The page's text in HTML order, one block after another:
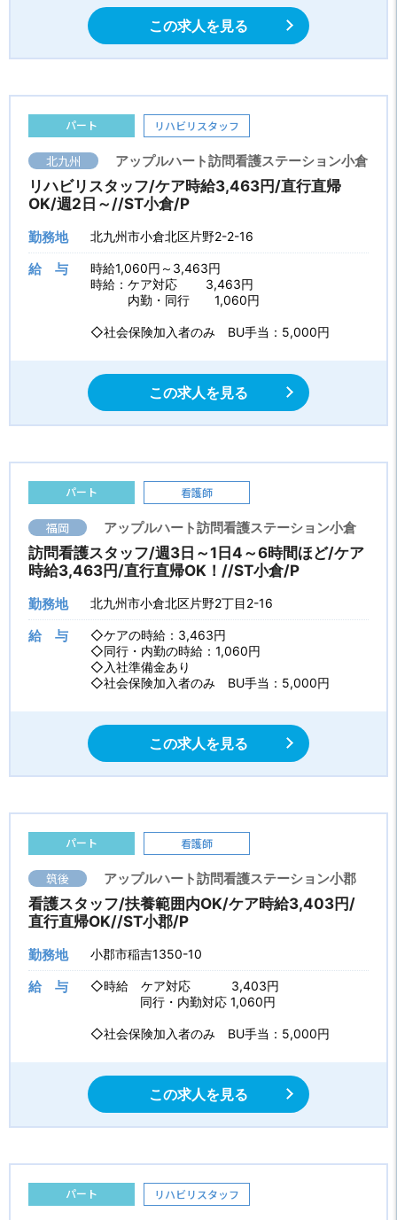
この求人を見る
パート リハビリスタッフ
北九州 アップルハート訪問看護ステーション小倉
リハビリスタッフ/ケア時給3,463円/直行直帰
OK/週2日～//ST小倉/P
勤務地 北九州市小倉北区片野2-2-16
給 与
時給1,060円～3,463円
時給：ケア対応 3,463円
内勤・同行 1,060円
◇社会保険加入者のみ BU手当：5,000円
この求人を見る
パート 看護師
福岡 アップルハート訪問看護ステーション小倉
訪問看護スタッフ/週3日～1日4～6時間ほど/ケア
時給3,463円/直行直帰OK！//ST小倉/P
勤務地 北九州市小倉北区片野2丁目2-16
給 与
◇ケアの時給：3,463円
◇同行・内勤の時給：1,060円
◇入社準備金あり
◇社会保険加入者のみ BU手当：5,000円
この求人を見る
パート 看護師
筑後 アップルハート訪問看護ステーション小郡
看護スタッフ/扶養範囲内OK/ケア時給3,403円/
直行直帰OK//ST小郡/P
勤務地 小郡市稲吉1350-10
給 与
◇時給 ケア対応 3,403円
同行・内勤対応 1,060円
◇社会保険加入者のみ BU手当：5,000円
この求人を見る
パート リハビリスタッフ